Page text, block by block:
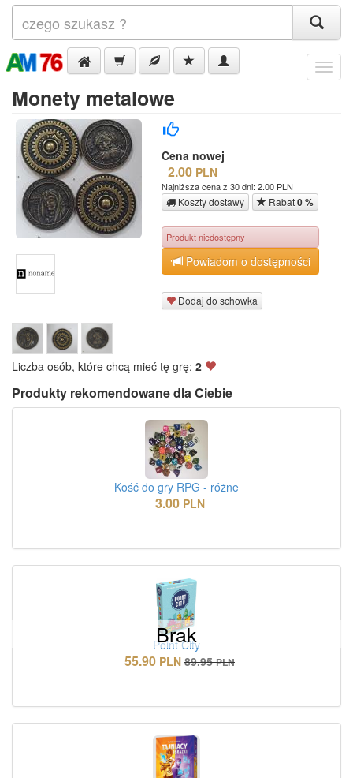
Menu
Monety metalowe
Cena nowej
2.00 PLN
Najniższa cena z 30 dni: 2.00 PLN
Koszty dostawy Rabat0 %
Produkt niedostępny
Powiadom o dostępności
Dodaj do schowka
Liczba osób, które chcą mieć tę grę: 2
Produkty rekomendowane dla Ciebie
Kość do gry RPG - różne
3.00 PLN
Brak
Point City
55.90 PLN 89.95 PLN